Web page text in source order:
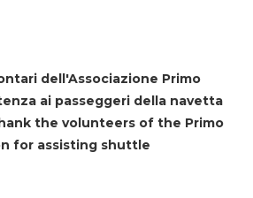
dell'Associazione Primo
ai passeggeri della navetta
the volunteers of the Primo
for assisting shuttle